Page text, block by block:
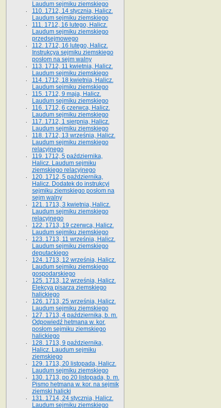
Laudum sejmiku ziemskiego
110. 1712, 14 stycznia, Halicz.
Laudum sejmiku ziemskiego
111. 1712, 16 lutego, Halicz.
Laudum sejmiku ziemskiego
przedsejmowego
112. 1712, 16 lutego, Halicz.
Instrukcya sejmiku ziemskiego
posłom na sejm walny
113. 1712, 11 kwietnia, Halicz.
Laudum sejmiku ziemskiego
114. 1712, 18 kwietnia, Halicz.
Laudum sejmiku ziemskiego
115. 1712, 9 maja, Halicz.
Laudum sejmiku ziemskiego
116. 1712, 6 czerwca, Halicz.
Laudum sejmiku ziemskiego
117. 1712, 1 sierpnia, Halicz.
Laudum sejmiku ziemskiego
118. 1712, 13 września, Halicz.
Laudum sejmiku ziemskiego
relacyjnego
119. 1712, 5 października,
Halicz. Laudum sejmiku
ziemskiego relacyjnego
120. 1712, 5 października,
Halicz. Dodatek do instrukcyi
sejmiku ziemskiego posłom na
sejm walny
121. 1713, 3 kwietnia, Halicz.
Laudum sejmiku ziemskiego
relacyjnego
122. 1713, 19 czerwca, Halicz.
Laudum sejmiku ziemskiego
123. 1713, 11 września, Halicz.
Laudum sejmiku ziemskiego
deputackiego
124. 1713, 12 września, Halicz.
Laudum sejmiku ziemskiego
gospodarskiego
125. 1713, 12 września, Halicz.
Elekcya pisarza ziemskiego
halickiego
126. 1713, 25 września, Halicz.
Laudum sejmiku ziemskiego
127. 1713, 4 października, b. m.
Odpowiedź hetmana w. kor.
posłom sejmiku ziemskiego
halickiego
128. 1713, 9 października,
Halicz. Laudum sejmiku
ziemskiego
129. 1713, 20 listopada, Halicz.
Laudum sejmiku ziemskiego
130. 1713, po 20 listopada, b. m.
Pismo hetmana w. kor. na sejmik
ziemski halicki
131. 1714, 24 stycznia, Halicz.
Laudum sejmiku ziemskiego